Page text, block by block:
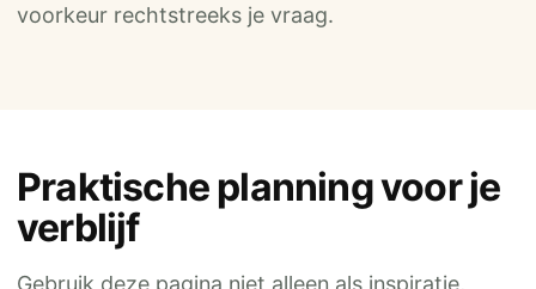
voorkeur rechtstreeks je vraag.
Praktische planning voor je
verblijf